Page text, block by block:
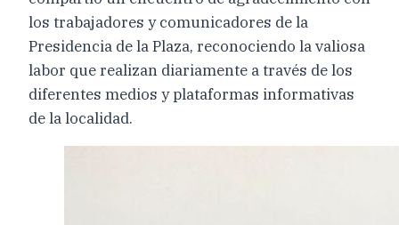
los trabajadores y comunicadores de la
Presidencia de la Plaza, reconociendo la valiosa
labor que realizan diariamente a través de los
diferentes medios y plataformas informativas
de la localidad.